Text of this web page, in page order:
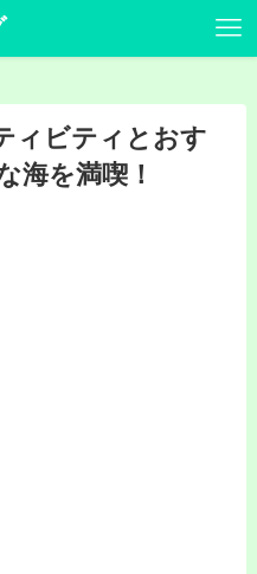
ィビティとおす
海を満喫！